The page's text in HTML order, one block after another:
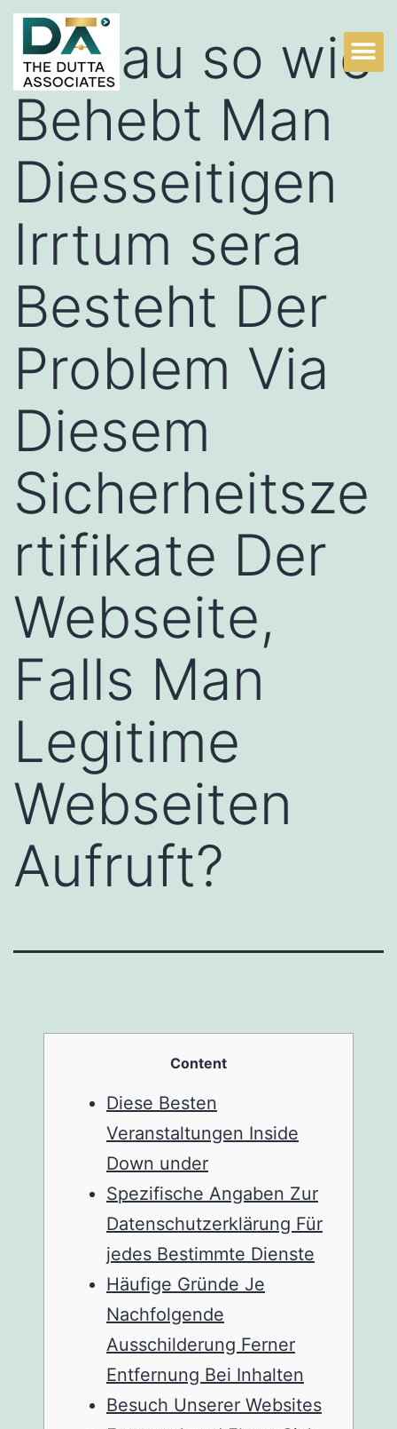
Genau so wie
Behebt Man
Diesseitigen
Irrtum sera
Besteht Der
Problem Via
Diesem
Sicherheitsze
rtifikate Der
Webseite,
Falls Man
Legitime
Webseiten
Aufruft?
Content
Diese Besten
Veranstaltungen Inside
Down under
Spezifische Angaben Zur
Datenschutzerklärung Für
jedes Bestimmte Dienste
Häufige Gründe Je
Nachfolgende
Ausschilderung Ferner
Entfernung Bei Inhalten
Besuch Unserer Websites